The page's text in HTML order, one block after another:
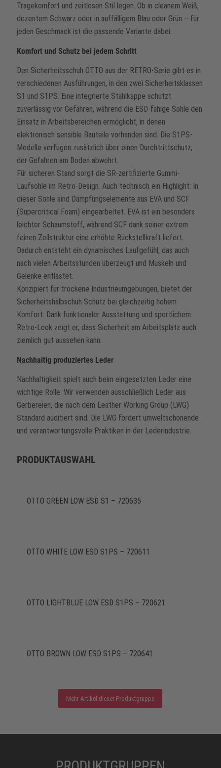
Tragekomfort und zeitlosen Stil legen. Ob in cleanem Weiß,
dezentem Schwarz oder in auffälligem Blau oder Grün – für
jeden Geschmack ist die passende Variante dabei.
Komfort und Schutz bei jedem Schritt
Den Sicherheitsschuh OTTO aus der RETRO-Serie gibt es in
verschiedenen Ausführungen, in den zwei Sicherheitsklassen
S1 und S1PS. Eine integrierte Stahlkappe schützt
zuverlässig vor Gefahren, während die ESD-fähige Sohle den
Einsatz in Arbeitsbereichen ermöglicht, in denen
elektronisch sensible Bauteile vorhanden sind. Die S1PS-
Modelle verfügen zusätzlich über einen Durchtrittschutz,
der Gefahren am Boden abwehrt.
Für sicheren Stand sorgt die SR-zertifizierte Gummi-
Laufsohle im Retro-Design. Auch technisch ein Highlight: In
dieser Sohle sind Dämpfungselemente aus EVA und SCF
(Supercritical Foam) eingearbeitet. EVA ist ein besonders
leichter Schaumstoff, während SCF dank seiner extrem
feinen Zellstruktur eine erhöhte Rückstellkraft liefert.
Dadurch entsteht ein dynamisches Laufgefühl, das auch
nach vielen Arbeitsstunden überzeugt und Muskeln und
Gelenke entlastet.
Konzipiert für trockene Industrieumgebungen, bietet der
Sicherheitshalbschuh Schutz bei gleichzeitig hohem
Komfort. Dank funktionaler Ausstattung und sportlichem
Retro-Look zeigt er, dass Sicherheit am Arbeitsplatz auch
ziemlich gut aussehen kann.
Nachhaltig produziertes Leder
Nachhaltigkeit spielt auch beim eingesetzten Leder eine
wichtige Rolle. Wir verwenden ausschließlich Leder aus
Gerbereien, die nach dem Leather Working Group (LWG)
Standard auditiert sind. Die LWG fördert umweltschonende
und verantwortungsvolle Praktiken in der Lederindustrie.
PRODUKTAUSWAHL
OTTO GREEN LOW ESD S1 – 720635
OTTO WHITE LOW ESD S1PS – 720611
OTTO LIGHTBLUE LOW ESD S1PS – 720621
OTTO BROWN LOW ESD S1PS – 720641
Mehr Artikel dieser Produktgruppe